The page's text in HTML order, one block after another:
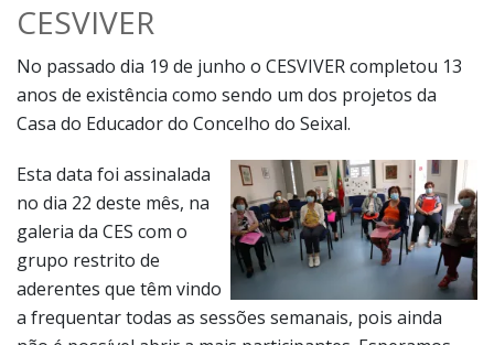
CESVIVER
No passado dia 19 de junho o CESVIVER completou 13
anos de existência como sendo um dos projetos da
Casa do Educador do Concelho do Seixal.
Esta data foi assinalada
no dia 22 deste mês, na
galeria da CES com o
grupo restrito de
aderentes que têm vindo
a frequentar todas as sessões semanais, pois ainda